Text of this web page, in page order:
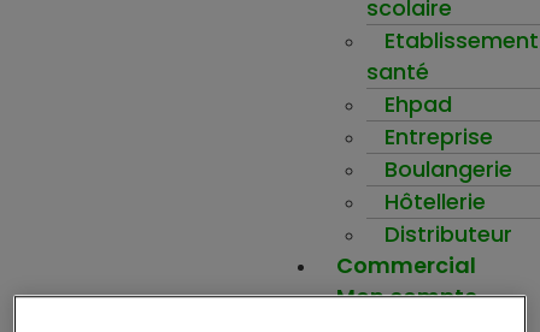
scolaire
santé
Ehpad
Entreprise
Boulangerie
Hôtellerie
Distributeur
Commercial
Mon compte